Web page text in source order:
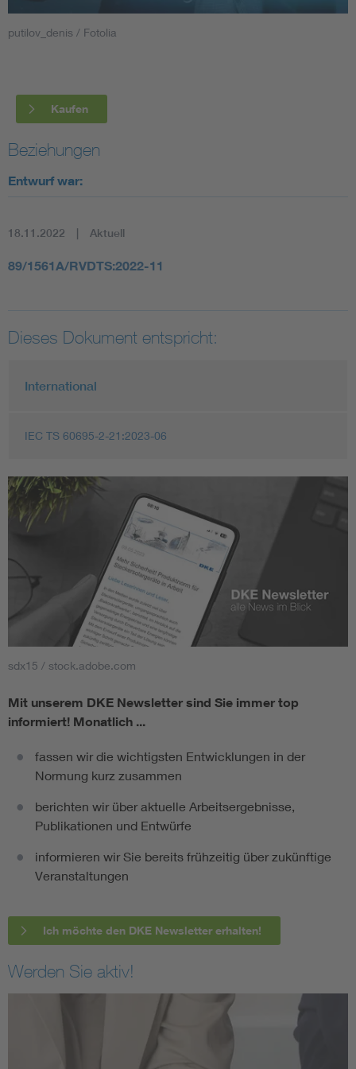
Smart Cities
Blitzschutz: DIN EN 62305 in der Übersicht
Circular Economy für mehr Ressourceneffizienz
putilov_denis / Fotolia
Kaufen
Beziehungen
Entwurf war:
18.11.2022 Aktuell
89/1561A/RVDTS:2022-11
Dieses Dokument entspricht:
International
IEC TS 60695-2-21:2023-06
sdx15 / stock.adobe.com
Mit unserem DKE Newsletter sind Sie immer top
informiert! Monatlich ...
fassen wir die wichtigsten Entwicklungen in der
Normung kurz zusammen
berichten wir über aktuelle Arbeitsergebnisse,
Publikationen und Entwürfe
informieren wir Sie bereits frühzeitig über zukünftige
Veranstaltungen
Ich möchte den DKE Newsletter erhalten!
Werden Sie aktiv!